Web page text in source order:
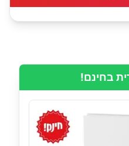
בחינם!